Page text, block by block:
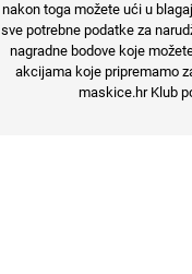
nakon toga možete ući u
sve potrebne podatke za
nagradne bodove koje
akcijama koje pripremamo
maskice.hr Klub